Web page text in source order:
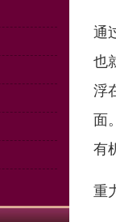
通
也
浮
面
有
重